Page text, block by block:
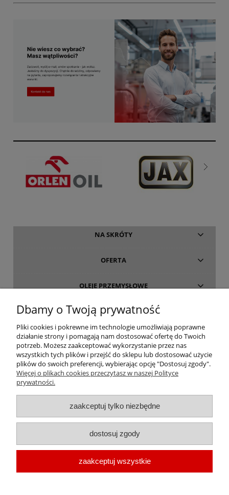
NA SKRÓTY
OFERTA
OLEJE PRZEMYSŁOWE
INFORMACJE
O FIRMIE
| Platforma zakupowa środków smarnych firmy ALVESTA |
Oleje przemysłowe | Smary dla przemysłu spożywczego | Olej do sprężarek
prowadnic | Smar Fuchs | Smar Shell | Oleje Eni AGIP | Smar JAX
Dbamy o Twoją prywatność
Pliki cookies i pokrewne im technologie umożliwiają poprawne
działanie strony i pomagają nam dostosować ofertę do Twoich
potrzeb. Możesz zaakceptować wykorzystanie przez nas
wszystkich tych plików i przejść do sklepu lub dostosować użycie
plików do swoich preferencji, wybierając opcję "Dostosuj zgody".
Więcej o plikach cookies przeczytasz w naszej Polityce
prywatności.
zaakceptuj tylko niezbędne
dostosuj zgody
zaakceptuj wszystkie